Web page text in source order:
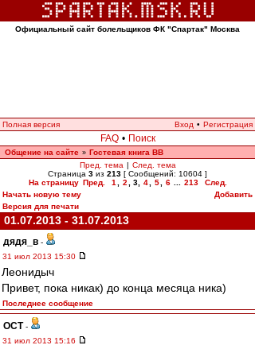
Официальный сайт болельщиков ФК "Спартак" Москва
Полная версия Вход • Регистрация
FAQ • Поиск
Общение на сайте » Гостевая книга ВВ
Пред. тема | След. тема
Страница 3 из 213 [ Сообщений: 10604 ]
На страницу Пред. 1 2 3, 4 5 6 213
След.
Начать новую тему
Добавить
Версия для печати
01.07.2013 - 31.07.2013
дядя_в -
31 июл 2013 15:30
Леонидыч
Привет, пока никак) до конца месяца ника)
Последнее сообщение
ОСТ -
31 июл 2013 15:16